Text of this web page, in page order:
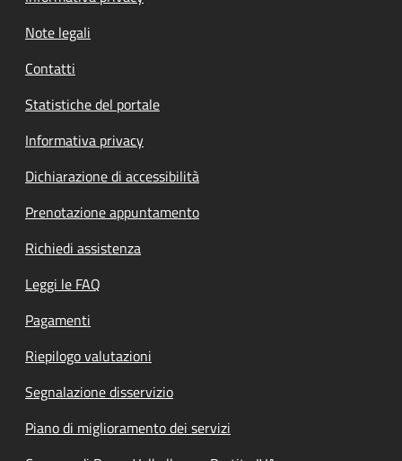
Note legali
Contatti
Statistiche del portale
Informativa privacy
Dichiarazione di accessibilità
Prenotazione appuntamento
Richiedi assistenza
Leggi le FAQ
Pagamenti
Riepilogo valutazioni
Segnalazione disservizio
Piano di miglioramento dei servizi